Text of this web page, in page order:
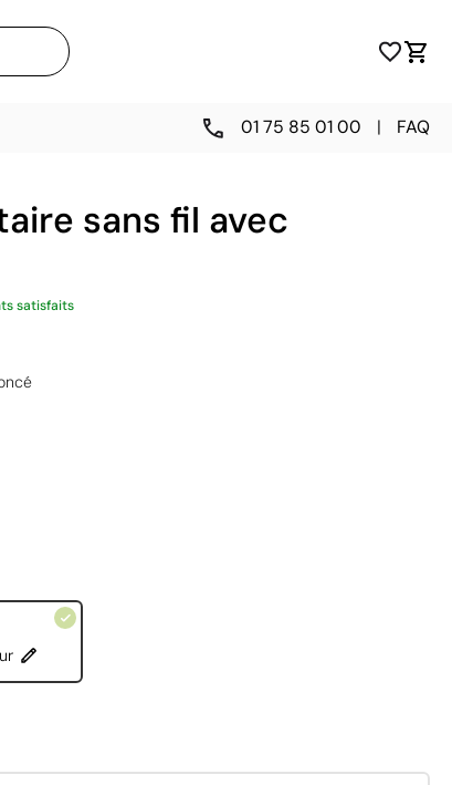
01 75 85 01 00 | FAQ
sans fil avec
satisfaits